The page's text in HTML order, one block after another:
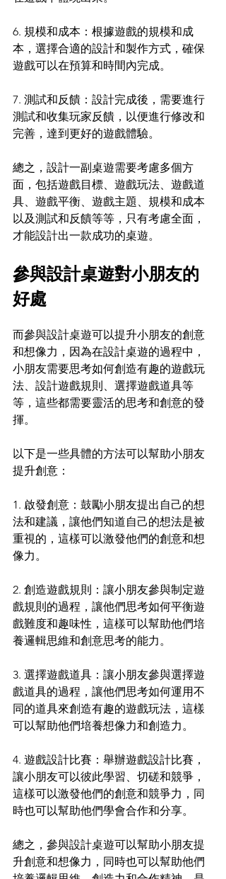
6. 規模和成本：根據遊戲的規模和成
本，選擇合適的設計和製作方式，確保
遊戲可以在預算和時間內完成。
7. 測試和反饋：設計完成後，需要進行
測試和收集玩家反饋，以便進行修改和
完善，達到更好的遊戲體驗。
總之，設計一副桌遊需要考慮多個方
面，包括遊戲目標、遊戲玩法、遊戲道
具、遊戲平衡、遊戲主題、規模和成本
以及測試和反饋等等，只有考慮全面，
才能設計出一款成功的桌遊。
參與設計桌遊對小朋友的
好處
而參與設計桌遊可以提升小朋友的創意
和想像力，因為在設計桌遊的過程中，
小朋友需要思考如何創造有趣的遊戲玩
法、設計遊戲規則、選擇遊戲道具等
等，這些都需要靈活的思考和創意的發
揮。
以下是一些具體的方法可以幫助小朋友
提升創意：
1. 啟發創意：鼓勵小朋友提出自己的想
法和建議，讓他們知道自己的想法是被
重視的，這樣可以激發他們的創意和想
像力。
2. 創造遊戲規則：讓小朋友參與制定遊
戲規則的過程，讓他們思考如何平衡遊
戲難度和趣味性，這樣可以幫助他們培
養邏輯思維和創意思考的能力。
3. 選擇遊戲道具：讓小朋友參與選擇遊
戲道具的過程，讓他們思考如何運用不
同的道具來創造有趣的遊戲玩法，這樣
可以幫助他們培養想像力和創造力。
4. 遊戲設計比賽：舉辦遊戲設計比賽，
讓小朋友可以彼此學習、切磋和競爭，
這樣可以激發他們的創意和競爭力，同
時也可以幫助他們學會合作和分享。
總之，參與設計桌遊可以幫助小朋友提
升創意和想像力，同時也可以幫助他們